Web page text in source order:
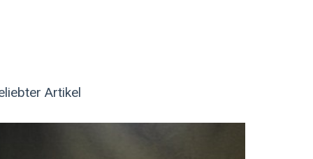
Artikel